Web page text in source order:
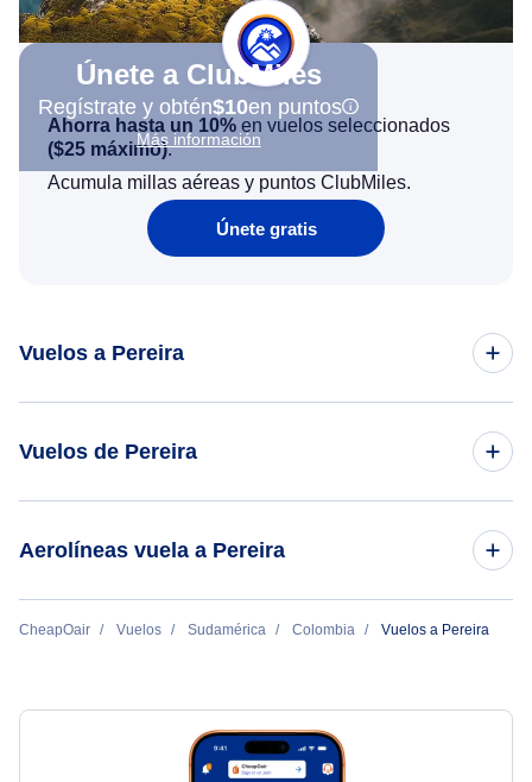
Únete a ClubMiles
Regístrate y obtén$10en puntos
Más información
Ahorra hasta un 10% en vuelos seleccionados
($25 máximo).
Acumula millas aéreas y puntos ClubMiles.
Únete gratis
Vuelos a Pereira
Vuelos de Washington DC a Pereira
Vuelos de Bogota a Pereira
Vuelos de Pereira
Vuelos de Pereira a Miami
Aerolíneas vuela a Pereira
Avianca
CheapOair Vuelos Sudamérica Colombia Vuelos a Pereira